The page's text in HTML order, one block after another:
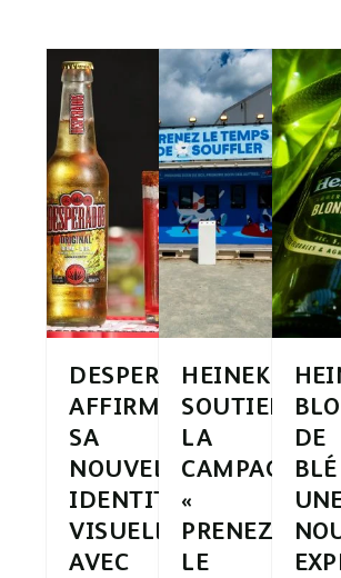
DESPERADOS®
AFFIRME
SA
NOUVELLE
IDENTITÉ
VISUELLE
AVEC
HEINEKEN
SOUTIENT
LA
CAMPAGNE
«
PRENEZ
LE
DE
BLÉ